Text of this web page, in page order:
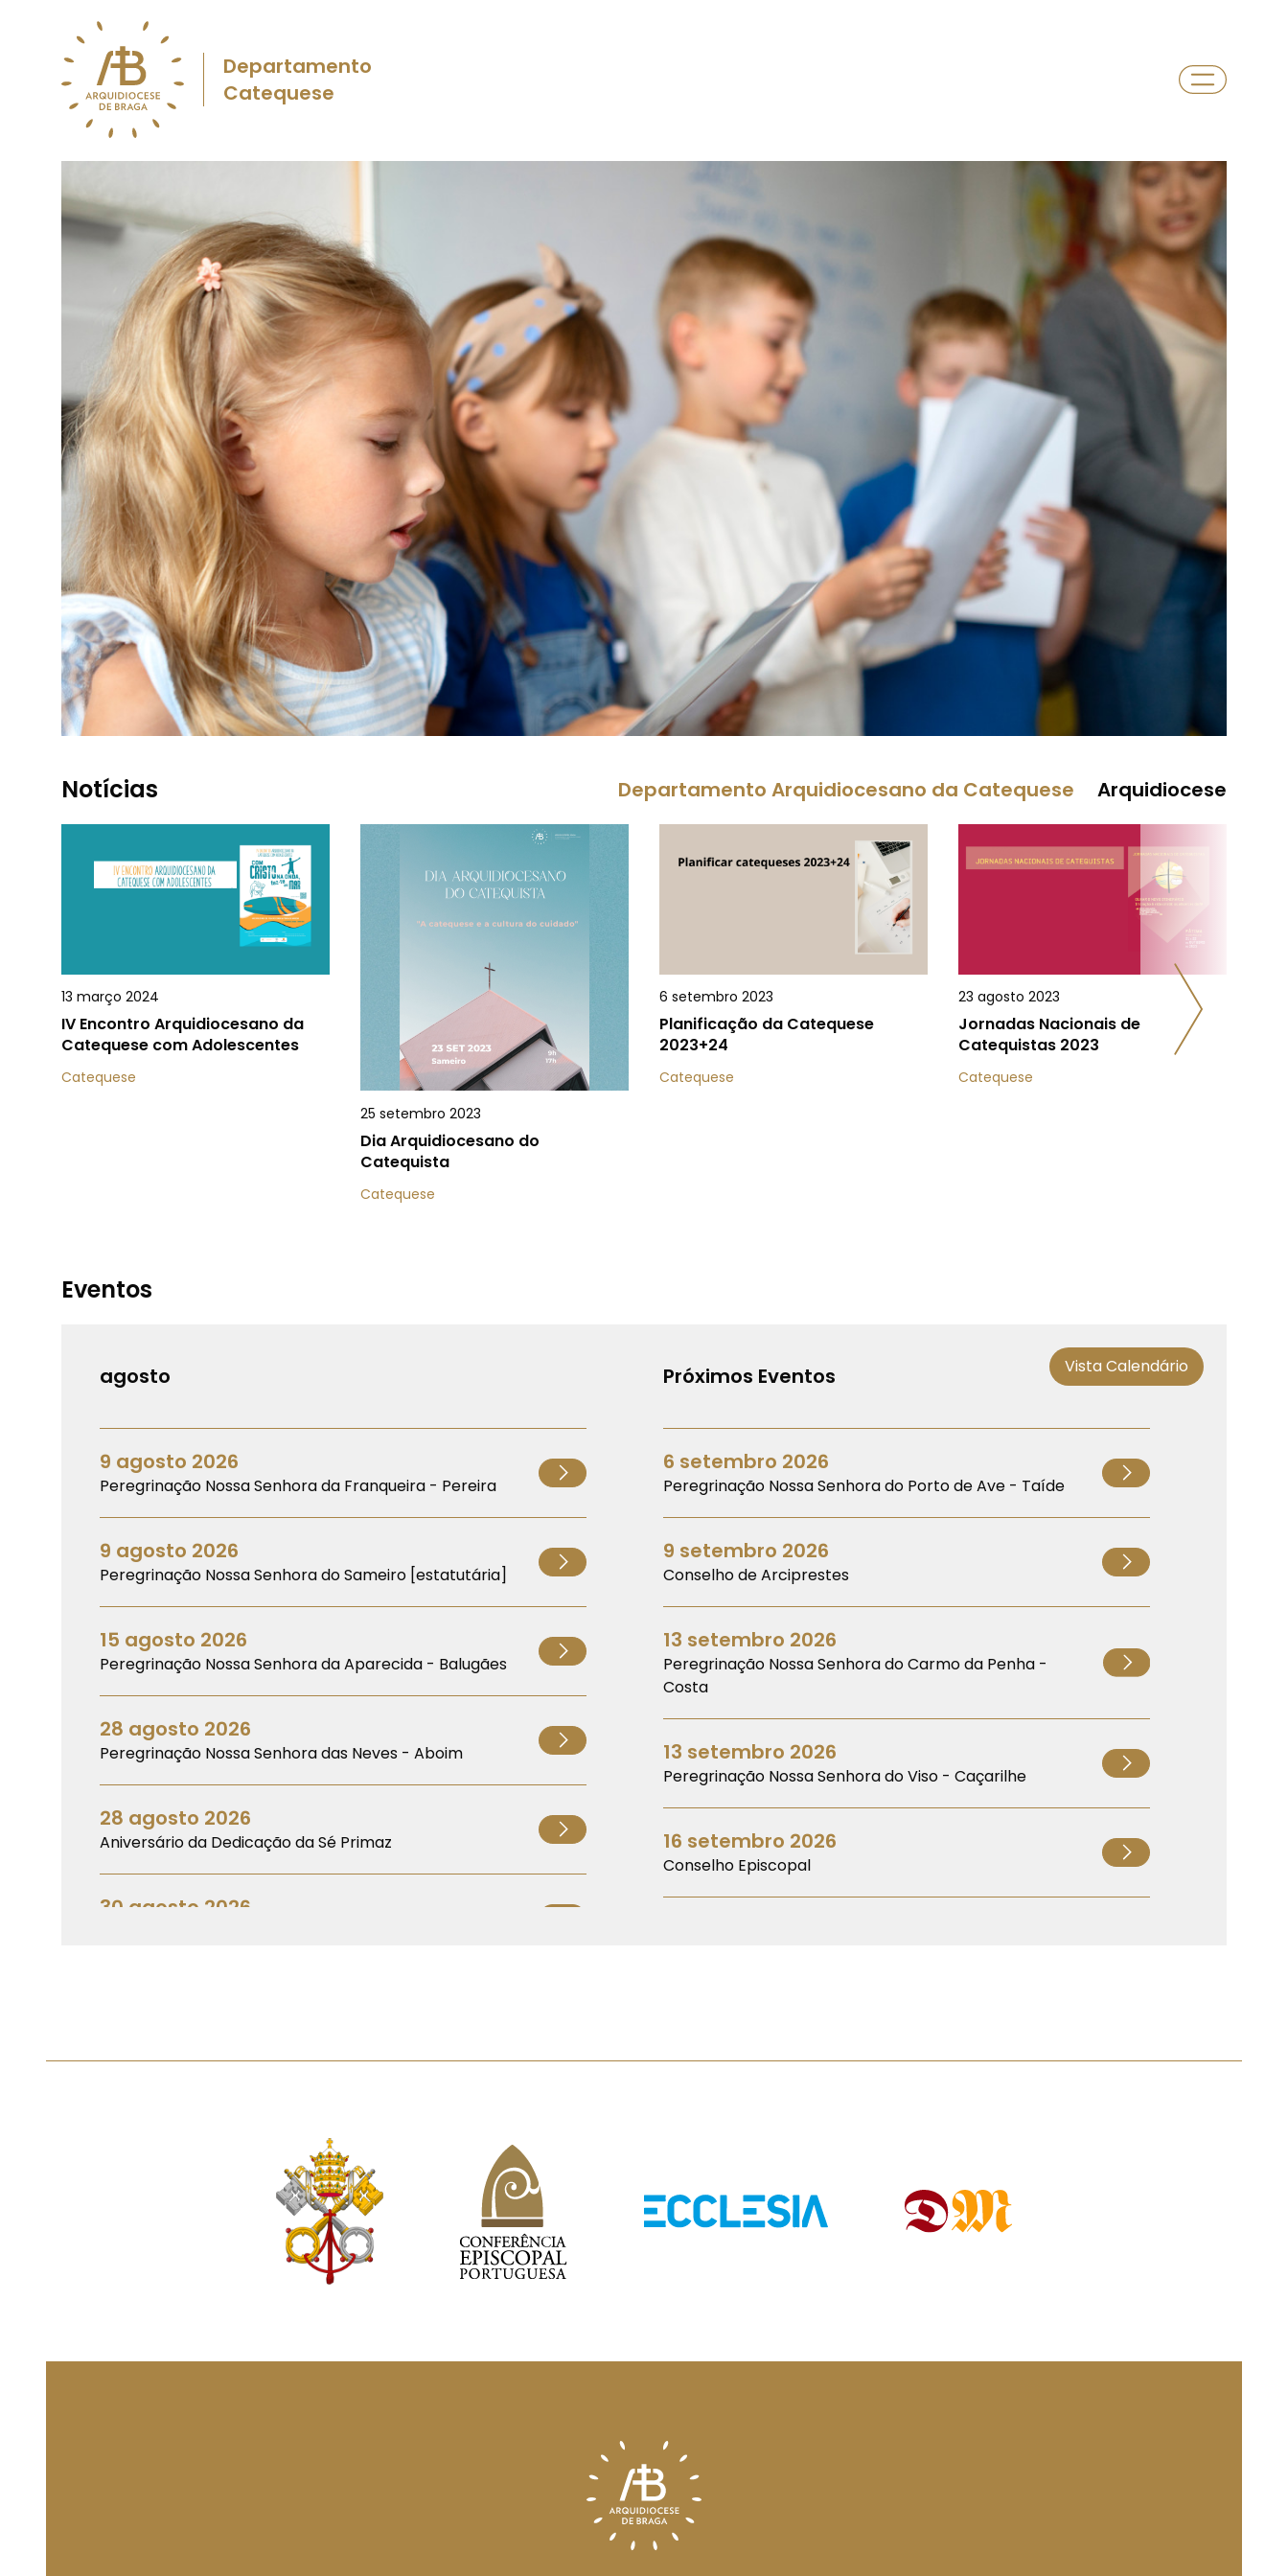
Departamento
Catequese
Notícias Departamento Arquidiocesano da Catequese Arquidiocese
13 março 2024
IV Encontro Arquidiocesano da
Catequese com Adolescentes
Catequese
25 setembro 2023
Dia Arquidiocesano do
Catequista
Catequese
6 setembro 2023
Planificação da Catequese
2023+24
Catequese
23 agosto 2023
Jornadas Nacionais de
Catequistas 2023
Catequese
Eventos
agosto
9 agosto 2026
Peregrinação Nossa Senhora da Franqueira - Pereira
9 agosto 2026
Peregrinação Nossa Senhora do Sameiro [estatutária]
15 agosto 2026
Peregrinação Nossa Senhora da Aparecida - Balugães
28 agosto 2026
Peregrinação Nossa Senhora das Neves - Aboim
28 agosto 2026
Aniversário da Dedicação da Sé Primaz
30 agosto 2026
Próximos Eventos
6 setembro 2026
Peregrinação Nossa Senhora do Porto de Ave - Taíde
9 setembro 2026
Conselho de Arciprestes
13 setembro 2026
Peregrinação Nossa Senhora do Carmo da Penha -
Costa
13 setembro 2026
Peregrinação Nossa Senhora do Viso - Caçarilhe
16 setembro 2026
Conselho Episcopal
Vista Calendário